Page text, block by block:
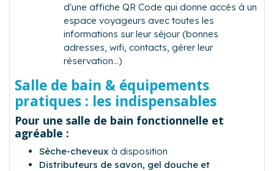
d'une affiche QR Code qui donne accès à un
espace voyageurs avec toutes les
informations sur leur séjour (bonnes
adresses, wifi, contacts, gérer leur
réservation...)
Salle de bain & équipements
pratiques : les indispensables
Pour une salle de bain fonctionnelle et
agréable :
Sèche-cheveux à disposition
Distributeurs de savon, gel douche et